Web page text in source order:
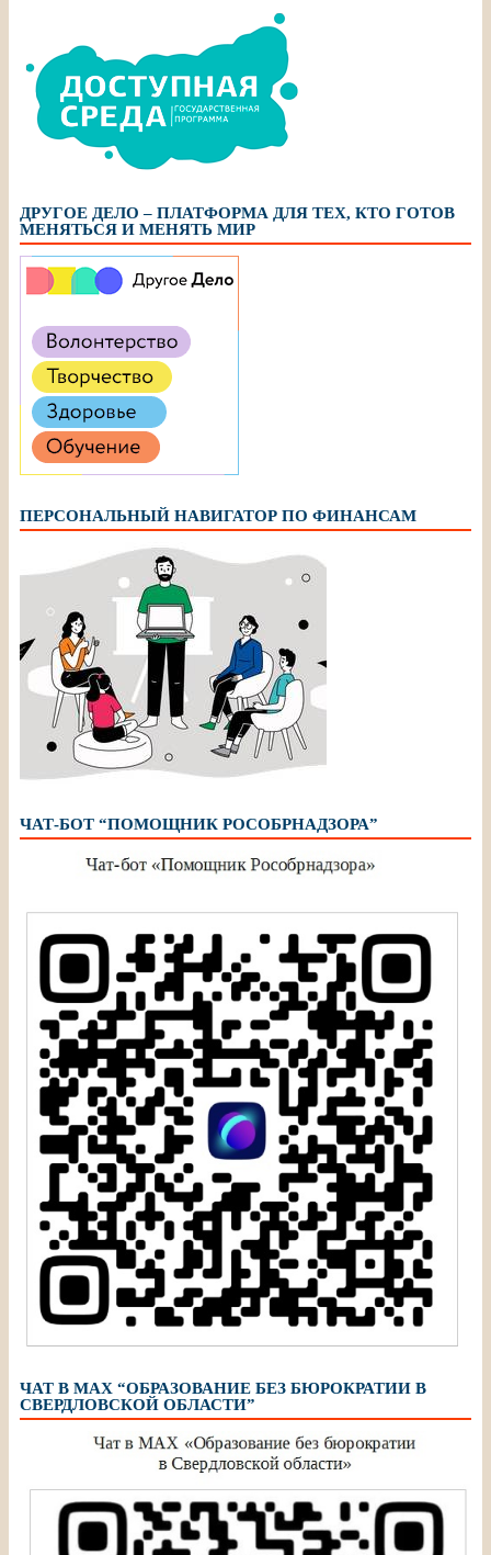
ДРУГОЕ ДЕЛО – ПЛАТФОРМА ДЛЯ ТЕХ, КТО ГОТОВ
МЕНЯТЬСЯ И МЕНЯТЬ МИР
ПЕРСОНАЛЬНЫЙ НАВИГАТОР ПО ФИНАНСАМ
ЧАТ-БОТ “ПОМОЩНИК РОСОБРНАДЗОРА”
ЧАТ В МАХ “ОБРАЗОВАНИЕ БЕЗ БЮРОКРАТИИ В
СВЕРДЛОВСКОЙ ОБЛАСТИ”